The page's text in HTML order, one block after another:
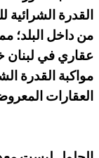
القدرة الشرائية
من داخل البلد؛
عقاري في لبنان
مواكبة القدرة
العقارات